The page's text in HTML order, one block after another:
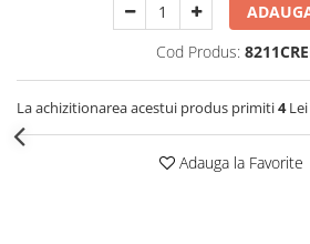
Cod Produs:
La achizitionarea acestui produs primiti4Lei
Adauga la Favorite